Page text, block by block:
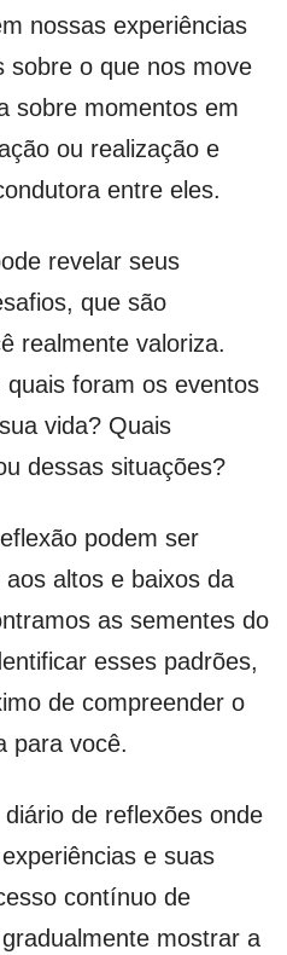
nossas experiências
sobre o que nos move
sobre momentos em
ou realização e
entre eles.
revelar seus
que são
realmente valoriza.
foram os eventos
vida? Quais
dessas situações?
podem ser
altos e baixos da
as sementes do
esses padrões,
de compreender o
para você.
de reflexões onde
e suas
contínuo de
mostrar a